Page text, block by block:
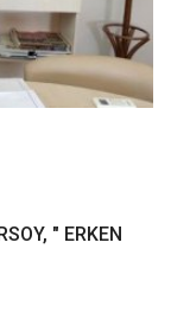
" ERKEN